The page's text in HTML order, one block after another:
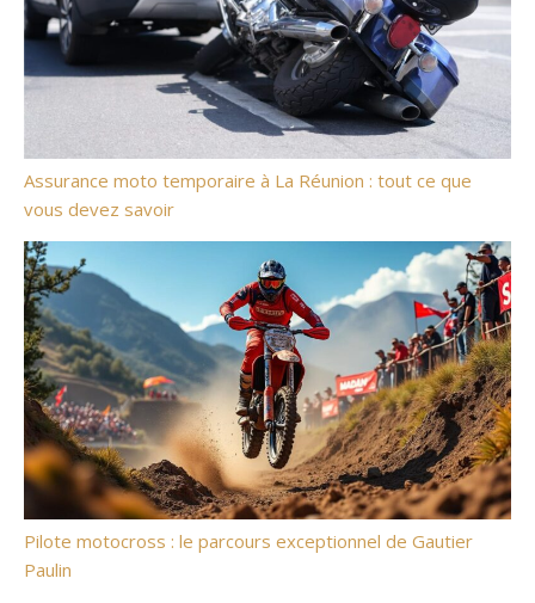
Assurance moto temporaire à La Réunion : tout ce que
vous devez savoir
Pilote motocross : le parcours exceptionnel de Gautier
Paulin